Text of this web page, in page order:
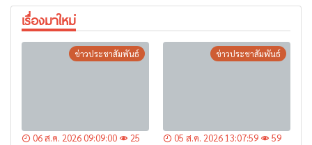
เรื่องมาใหม่
ข่าวประชาสัมพันธ์
06 ส.ค. 2026 09:09:00 25
ข่าวประชาสัมพันธ์
05 ส.ค. 2026 13:07:59 59